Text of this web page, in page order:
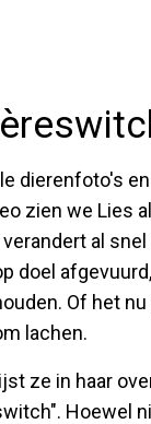
dierenfoto's
zien we Lies
verandert al
doel
Of het
lachen.
ze in haar
Hoewel